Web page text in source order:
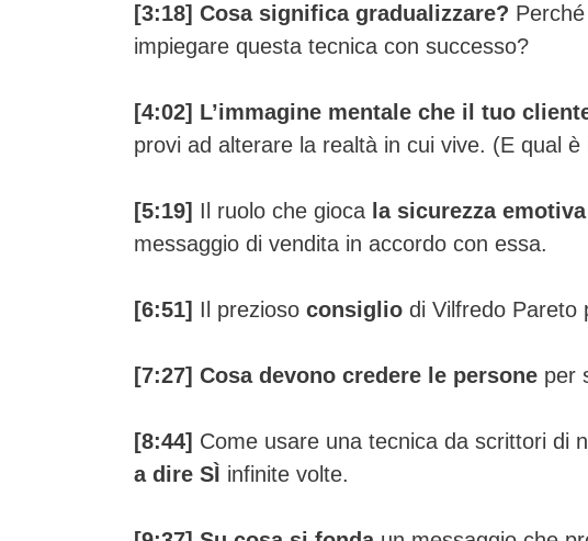
[3:18] Cosa significa gradualizzare?
impiegare questa tecnica con successo?
[4:02] L’immagine mentale che il tuo
provi ad alterare la realtà in cui vive. (E qual
[5:19] Il ruolo che gioca la sicurezza
messaggio di vendita in accordo con essa.
[6:51] Il prezioso consiglio di Vilfredo Pareto
[7:27] Cosa devono credere le persone per
[8:44] Come usare una tecnica da scrittori di
a dire SÌ infinite volte.